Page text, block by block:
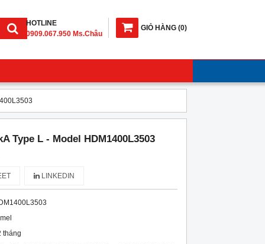
GIỎ HÀNG (0)
HOTLINE
0909.067.950 Ms.Châu
Type L - Model HDM1400L3503
LINKEDIN
tháng